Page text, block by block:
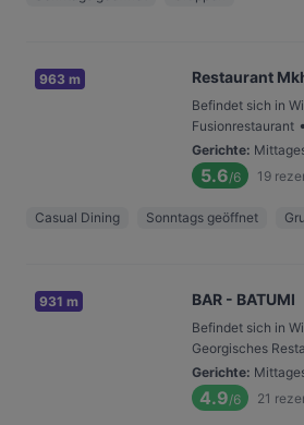
963 m Restaurant
Befindet sich in
Fusionrestaurant •
Gerichte:
5.6/6 19
Casual Dining Sonntags geöffnet
931 m BAR - BATUMI
Befindet sich in
Georgisches
Gerichte:
4.9/6 21